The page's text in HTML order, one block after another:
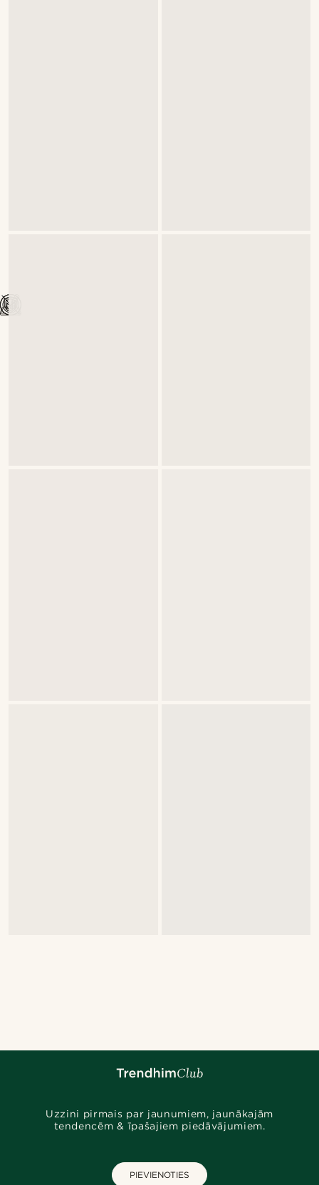
Uzzini pirmais par jaunumiem, jaunākajām
tendencēm & īpašajiem piedāvājumiem.
PIEVIENOTIES